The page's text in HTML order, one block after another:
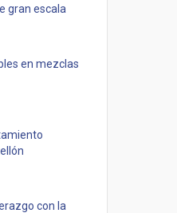
gran escala
en mezclas
con la